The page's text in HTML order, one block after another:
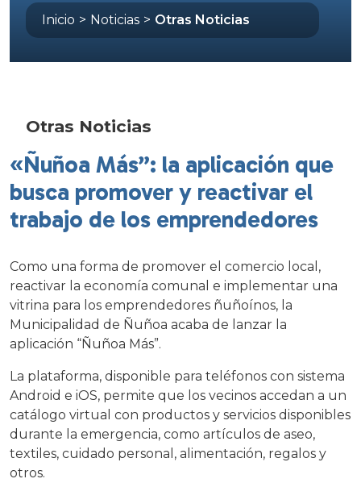
Inicio > Noticias > Otras Noticias
Otras Noticias
«Ñuñoa Más”: la aplicación que
busca promover y reactivar el
trabajo de los emprendedores
Como una forma de promover el comercio local,
reactivar la economía comunal e implementar una
vitrina para los emprendedores ñuñoínos, la
Municipalidad de Ñuñoa acaba de lanzar la
aplicación “Ñuñoa Más”.
La plataforma, disponible para teléfonos con sistema
Android e iOS, permite que los vecinos accedan a un
catálogo virtual con productos y servicios disponibles
durante la emergencia, como artículos de aseo,
textiles, cuidado personal, alimentación, regalos y
otros.